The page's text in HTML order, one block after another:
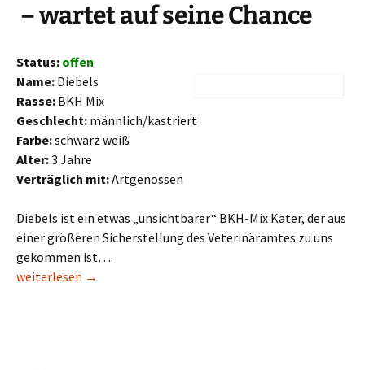
– wartet auf seine Chance
Status: offen
Name: Diebels
Rasse: BKH Mix
Geschlecht: männlich/kastriert
Farbe:schwarz weiß
Alter:3 Jahre
Verträglich mit:Artgenossen
Diebels ist ein etwas „unsichtbarer“ BKH-Mix Kater, der aus
einer größeren Sicherstellung des Veterinäramtes zu uns
gekommen ist….
Diebels
weiterlesen →